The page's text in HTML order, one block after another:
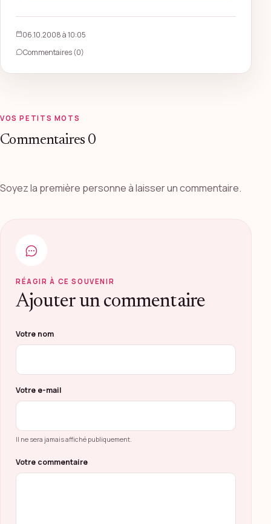
06.10.2008 à 10:05
Commentaires (0)
VOS PETITS MOTS
Commentaires 0
Soyez la première personne à laisser un commentaire.
RÉAGIR À CE SOUVENIR
Ajouter un commentaire
Ne pas remplir ce champ
Votre nom
Votre e-mail
Il ne sera jamais affiché publiquement.
Votre commentaire